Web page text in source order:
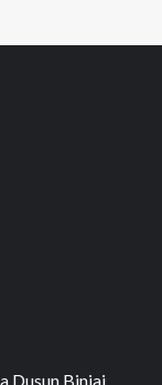
Dusun Binjai